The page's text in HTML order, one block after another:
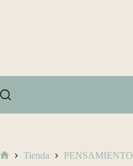
Tienda PENSAMIENTO